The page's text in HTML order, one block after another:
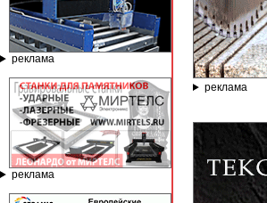
реклама
реклама
реклама